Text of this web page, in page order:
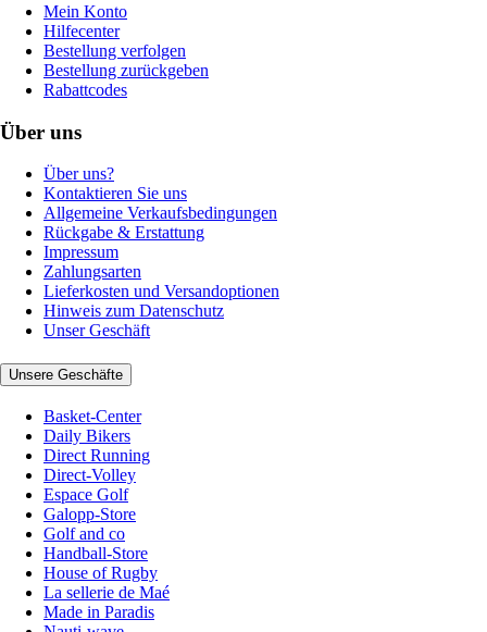
Mein Konto
Hilfecenter
Bestellung verfolgen
Bestellung zurückgeben
Rabattcodes
Über uns
Über uns?
Kontaktieren Sie uns
Allgemeine Verkaufsbedingungen
Rückgabe & Erstattung
Impressum
Zahlungsarten
Lieferkosten und Versandoptionen
Hinweis zum Datenschutz
Unser Geschäft
Unsere Geschäfte
Basket-Center
Daily Bikers
Direct Running
Direct-Volley
Espace Golf
Galopp-Store
Golf and co
Handball-Store
House of Rugby
La sellerie de Maé
Made in Paradis